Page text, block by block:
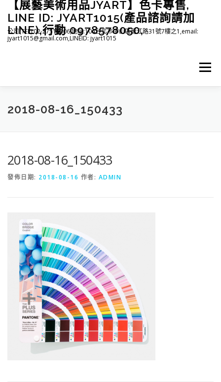
【展藝美術用品JYART】色卡專售,
LINE ID: JYART1015(產品諮詢請加
LINE),行動 0978578050,
公司(TEL):02-27515006,地址:104台北市中山區龍江路31號7樓之1,email:
jyart1015@gmail.com,LINEID: jyart1015
選單
首頁 紡織系列 印刷系列
2018-08-16_150433
2018-08-16_150433
發佈日期: 2018-08-16 作者: ADMIN